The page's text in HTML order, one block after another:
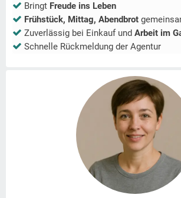
Bringt Freude ins Leben
Frühstück, Mittag, Abendbrot
Zuverlässig bei Einkauf und Arbeit im
Schnelle Rückmeldung der Agentur